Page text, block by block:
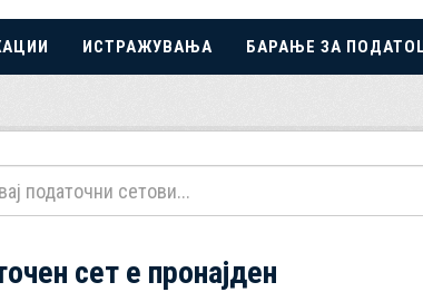
ИСТРАЖУВАЊА БАРАЊЕ ЗА
сет е пронајден